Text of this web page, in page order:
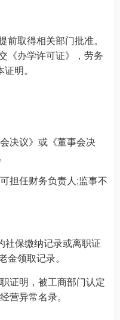
取得相关部门批准。
《办学许可证》，劳务
明。
决议》或《董事会决
担任财务负责人;监事不
社保缴纳记录或离职证
领取记录。
证明，被工商部门认定
营异常名录。